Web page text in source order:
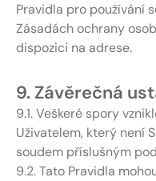
Pravidla pro používání
Zásadách ochrany
dispozici na adrese.
9. Závěrečná
9.1. Veškeré spory
Uživatelem, který není
soudem příslušným
9.2. Tato Pravidla